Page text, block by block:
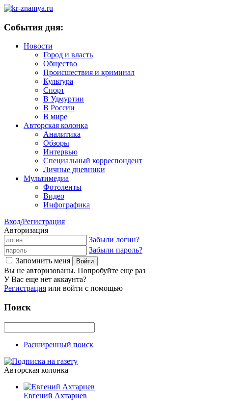
События дня:
Новости
Город и власть
Общество
Происшествия и криминал
Культура
Спорт
В Удмуртии
В России
В мире
Авторская колонка
Аналитика
Обзоры
Интервью
Специальный корреспондент
Личные дневники
Мультимедиа
Фотоленты
Видео
Инфографика
Вход/Регистрация
Авторизация
Забыли логин?
Забыли пароль?
Запомнить меня
Вы не авторизованы. Попробуйте еще раз
У Вас еще нет аккаунта?
Регистрация или войти с помощью
Поиск
Расширенный поиск
Авторская колонка
Евгений Ахтариев